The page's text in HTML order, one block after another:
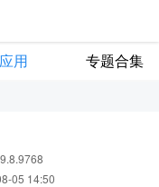
用 专题合集
05 14:50